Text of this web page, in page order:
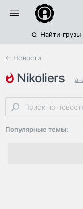
Найти грузы
← Новости
nikoliers
строительство складов
Популярные темы: